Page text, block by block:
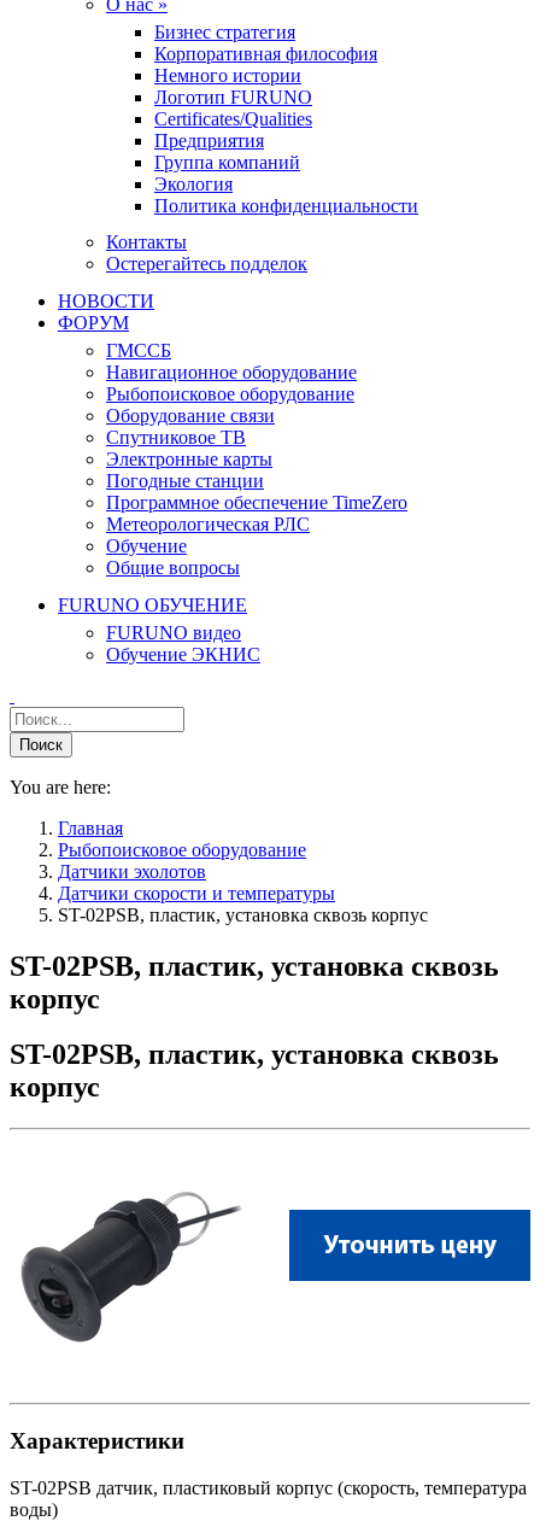
Бизнес стратегия
Корпоративная философия
Немного истории
Логотип FURUNO
Certificates/Qualities
Предприятия
Группа компаний
Экология
Политика конфиденциальности
Контакты
Остерегайтесь подделок
НОВОСТИ
ФОРУМ
ГМССБ
Навигационное оборудование
Рыбопоисковое оборудование
Оборудование связи
Спутниковое ТВ
Электронные карты
Погодные станции
Программное обеспечение TimeZero
Метеорологическая РЛС
Обучение
Общие вопросы
FURUNO ОБУЧЕНИЕ
FURUNO видео
Обучение ЭКНИС
You are here:
Главная
Рыбопоисковое оборудование
Датчики эхолотов
Датчики скорости и температуры
ST-02PSB, пластик, установка сквозь корпус
ST-02PSB, пластик, установка сквозь
корпус
ST-02PSB, пластик, установка сквозь
корпус
Характеристики
ST-02PSB датчик, пластиковый корпус (скорость, температура
воды)